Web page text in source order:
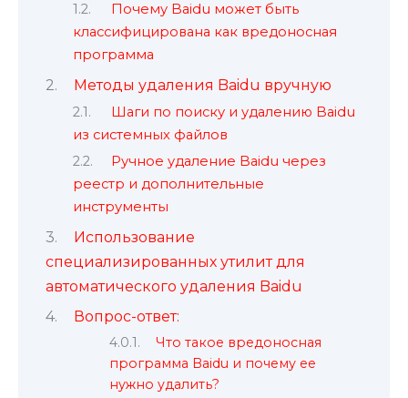
Почему Baidu может быть
классифицирована как вредоносная
программа
Методы удаления Baidu вручную
Шаги по поиску и удалению Baidu
из системных файлов
Ручное удаление Baidu через
реестр и дополнительные
инструменты
Использование
специализированных утилит для
автоматического удаления Baidu
Вопрос-ответ:
Что такое вредоносная
программа Baidu и почему ее
нужно удалить?